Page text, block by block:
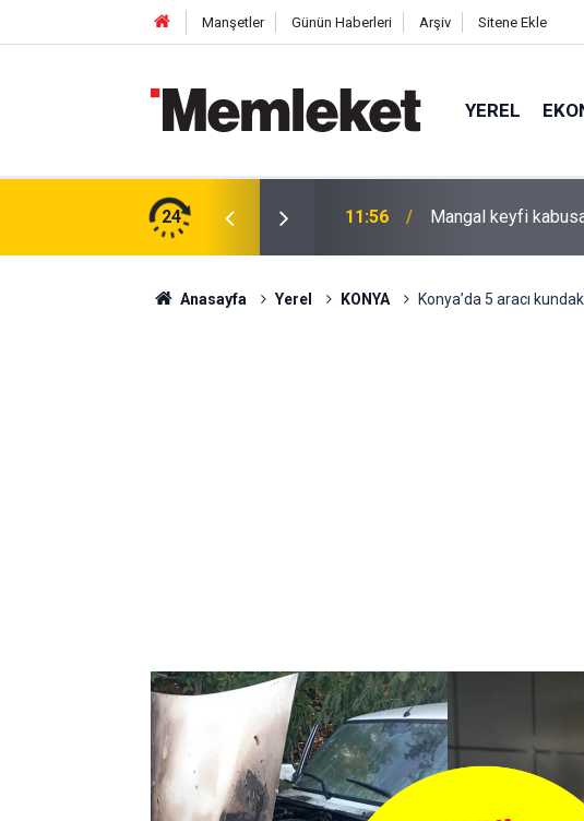
Manşetler Günün Haberleri Arşiv Sitene Ekle
YEREL
24 11:56 Mangal keyfi
Anasayfa Yerel KONYA Konya’da 5 aracı